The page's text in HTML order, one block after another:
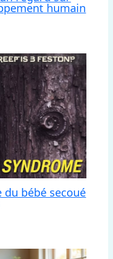
humain
bébé secoué